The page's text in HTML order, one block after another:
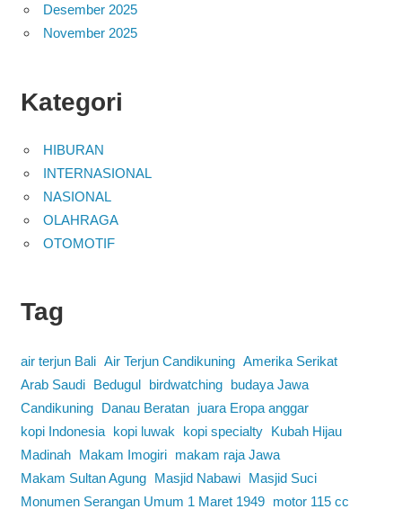
Desember 2025
November 2025
Kategori
HIBURAN
INTERNASIONAL
NASIONAL
OLAHRAGA
OTOMOTIF
Tag
air terjun Bali Air Terjun Candikuning Amerika Serikat
Arab Saudi
Bedugul birdwatching
budaya Jawa
Candikuning
Danau Beratan
juara Eropa anggar
kopi Indonesia
kopi luwak kopi specialty
Kubah Hijau
Madinah
Makam Imogiri
makam raja Jawa
Makam Sultan Agung
Masjid Nabawi
Masjid Suci
Monumen Serangan Umum 1 Maret 1949
motor 115 cc